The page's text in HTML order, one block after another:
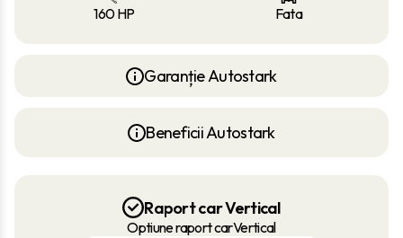
160 HP Fata
Garanție Autostark
Beneficii Autostark
Raport car Vertical
Optiune raport carVertical